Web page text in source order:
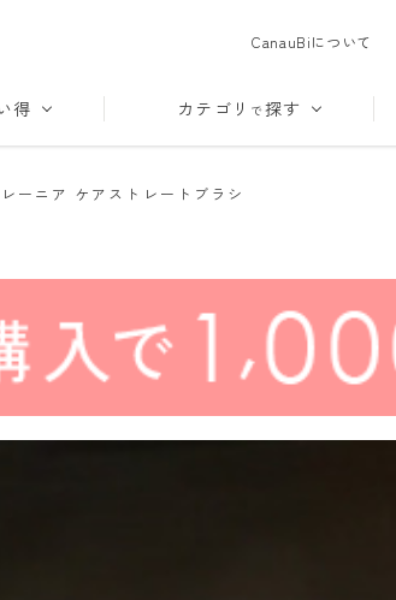
CanauBiについて
得 カテゴリ で探す
ーニア ケアストレートブラシ